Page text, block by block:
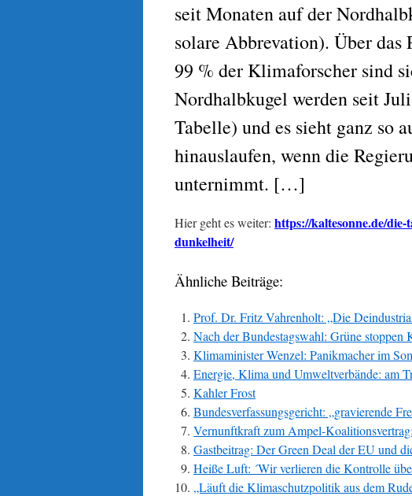
seit Monaten auf der
solare Abbrevation). Über
99 % der Klimaforscher sind
Nordhalbkugel werden seit
Tabelle) und es sieht ganz so
hinauslaufen, wenn die
unternimmt. […]
Hier geht es weiter: https://kaltesonne.de/
dunkelheit/
Ähnliche Beiträge:
Prof. Dr. Fritz Vahrenholt: „Die
Nach der Bundestagswahl: Grüne stoppen
Klimaminister Wenzel: Panikmacher im
Energie, Klima und Umweltverbände: am
Kahler Frost
Bundesverfassungsgericht: „gravierende
Vernunftkraft zum Ampel-
Gastbeitrag: Der Green Deal der EU und
Heiße Luft: ´Wir verlieren die Kontrolle
„Läuft die Klimaschutzpolitik aus dem